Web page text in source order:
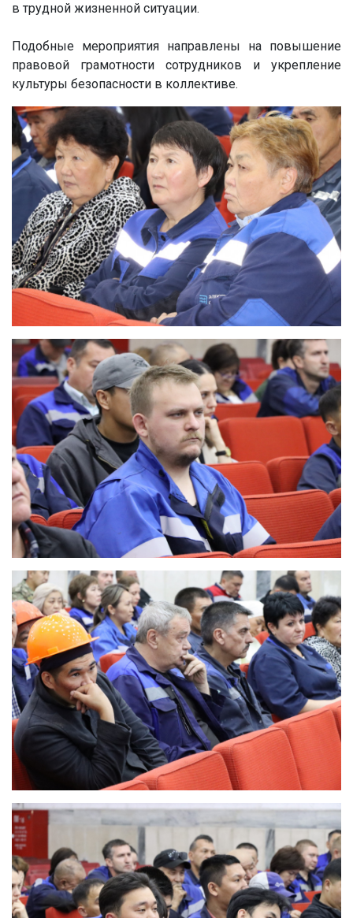
в трудной жизненной ситуации.
Подобные мероприятия направлены на повышение
правовой грамотности сотрудников и укрепление
культуры безопасности в коллективе.